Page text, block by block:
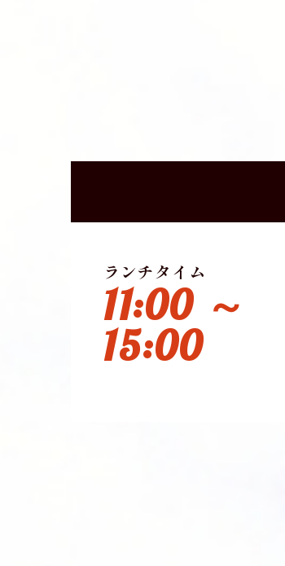
ランチタイム
11:00 ～
15:00